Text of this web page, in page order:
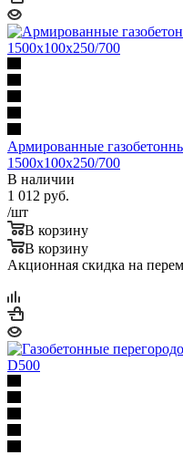
Армированные
1500х100х250/700
В наличии
1 012 руб.
/шт
В корзину
В корзину
Акционная скидка на